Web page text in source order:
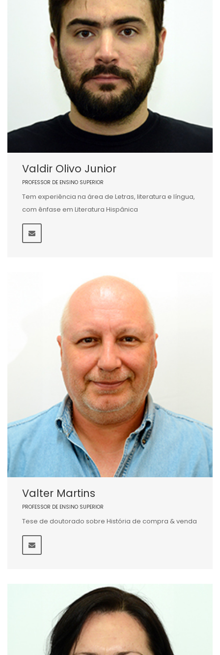
Valdir Olivo Junior
PROFESSOR DE ENSINO SUPERIOR
Tem experiência na área de Letras, literatura e língua,
com ênfase em Literatura Hispânica
Valter Martins
PROFESSOR DE ENSINO SUPERIOR
Tese de doutorado sobre História de compra & venda